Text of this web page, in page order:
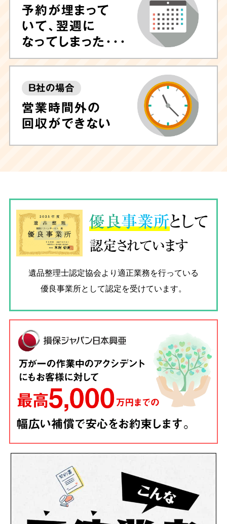
予約が埋まって
いて、翌週に
なってしまった･･･
B社の場合
営業時間外の
回収ができない
優良事業所として
認定されています
遺品整理士認定協会より適正業務を行っている
優良事業所として認定を受けています。